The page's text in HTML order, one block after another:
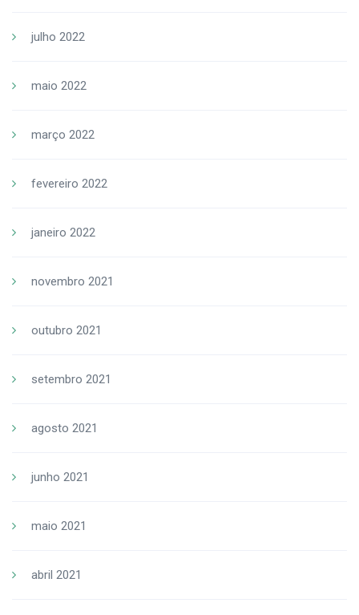
julho 2022
maio 2022
março 2022
fevereiro 2022
janeiro 2022
novembro 2021
outubro 2021
setembro 2021
agosto 2021
junho 2021
maio 2021
abril 2021